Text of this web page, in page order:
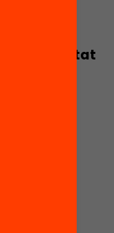
complexitat
la resta?
més
en molts
a nivell
o
que les